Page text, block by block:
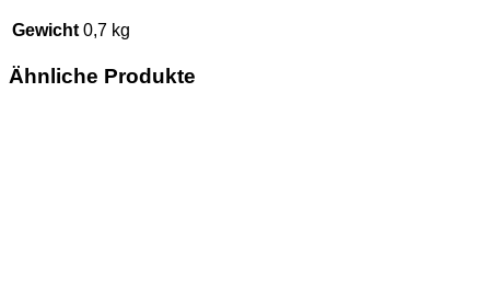
Gewicht 0,7 kg
Ähnliche Produkte